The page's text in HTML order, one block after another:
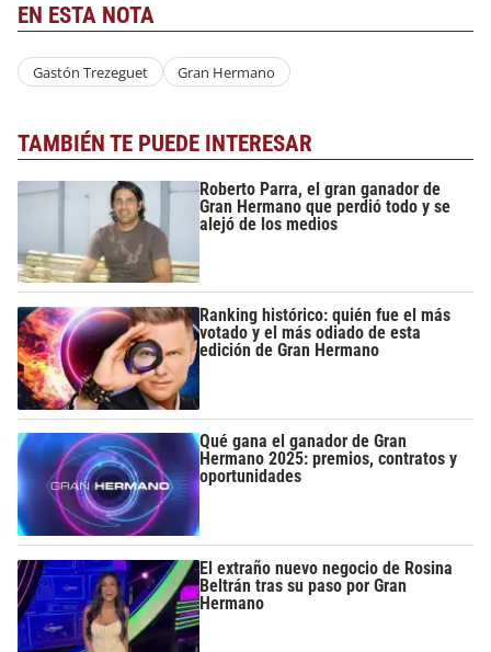
EN ESTA NOTA
Gastón Trezeguet Gran Hermano
TAMBIÉN TE PUEDE INTERESAR
Roberto Parra, el gran ganador de
Gran Hermano que perdió todo y se
alejó de los medios
Ranking histórico: quién fue el más
votado y el más odiado de esta
edición de Gran Hermano
Qué gana el ganador de Gran
Hermano 2025: premios, contratos y
oportunidades
El extraño nuevo negocio de Rosina
Beltrán tras su paso por Gran
Hermano